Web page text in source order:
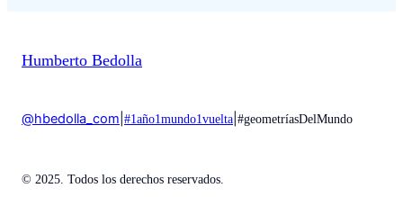
Humberto Bedolla
@hbedolla_com #1año1mundo1vuelta #geometríasDelMundo
© 2025. Todos los derechos reservados.